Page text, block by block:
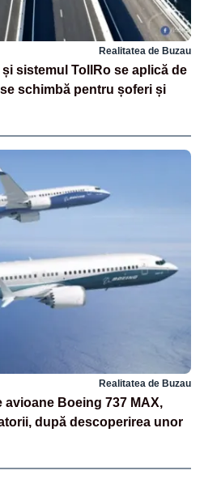
Realitatea de Buzau
sistemul TollRo se aplică de
schimbă pentru șoferi și
Realitatea de Buzau
Boeing 737 MAX,
după descoperirea unor